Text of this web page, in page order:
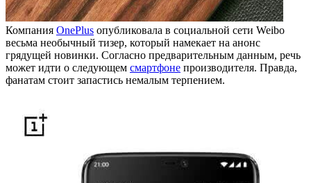
Компания OnePlus опубликовала в социальной сети Weibo
весьма необычный тизер, который намекает на анонс
грядущей новинки. Согласно предварительным данным, речь
может идти о следующем смартфоне производителя. Правда,
фанатам стоит запастись немалым терпением.